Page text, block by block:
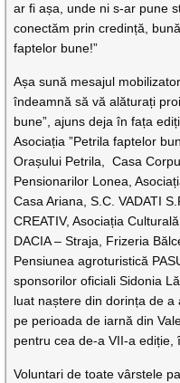
ar fi așa, unde ni s-ar pune
conectăm prin credință,
faptelor bune!”
Așa sună mesajul
îndeamnă să vă alăturați
bune”, ajuns deja în fața
Asociația ”Petrila faptelor
Orașului Petrila, Casa
Pensionarilor Lonea,
Casa Ariana, S.C. VADATI
CREATIV, Asociația
DACIA – Straja, Frizeria
Pensiunea agroturistică
sponsorilor oficiali Sidonia
luat naștere din dorința de
pe perioada de iarnă din
pentru cea de-a VII-a ediție,
Voluntari de toate vârstele